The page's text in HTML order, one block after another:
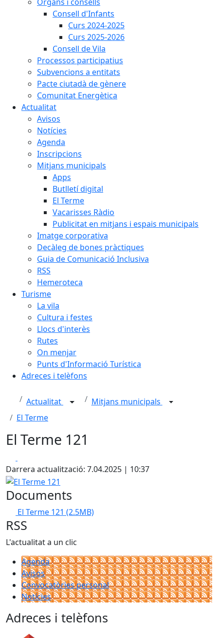
Consell d'Infants
Curs 2024-2025
Curs 2025-2026
Consell de Vila
Processos participatius
Subvencions a entitats
Pacte ciutadà de gènere
Comunitat Energètica
Actualitat
Avisos
Notícies
Agenda
Inscripcions
Mitjans municipals
Apps
Butlletí digital
El Terme
Vacarisses Ràdio
Publicitat en mitjans i espais municipals
Imatge corporativa
Decàleg de bones pràctiques
Guia de Comunicació Inclusiva
RSS
Hemeroteca
Turisme
La vila
Cultura i festes
Llocs d'interès
Rutes
On menjar
Punts d'Informació Turística
Adreces i telèfons
Actualitat
Mitjans municipals
El Terme
El Terme 121
Darrera actualització: 7.04.2025 | 10:37
El Terme 121
Documents
El Terme 121 (2.5MB)
RSS
L'actualitat a un clic
Agenda
Avisos
Convocatòries personal
Notícies
Adreces i telèfons